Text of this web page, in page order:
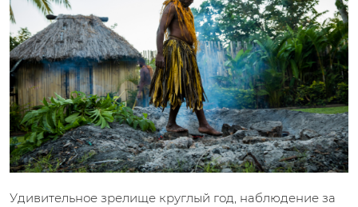
Удивительное зрелище круглый год, наблюдение за